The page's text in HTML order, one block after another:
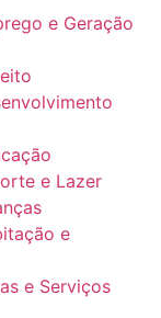
e Geração
e Lazer
e
e Serviços